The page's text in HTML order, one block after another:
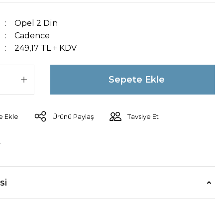
Opel 2 Din
Cadence
249,17 TL + KDV
Sepete Ekle
Ürünü Paylaş Tavsiye Et